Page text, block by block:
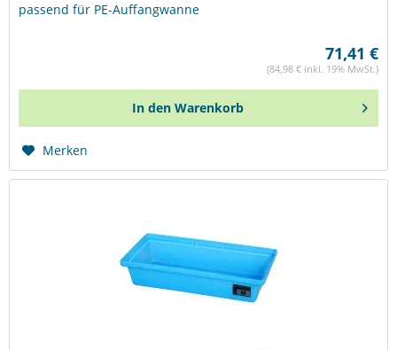
passend für PE-Auffangwanne
71,41 €
(84,98 € inkl. 19% MwSt.)
In den Warenkorb
Merken